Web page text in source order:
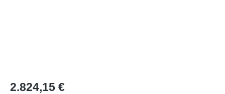
Regulärer Preis:
2.824,15 €